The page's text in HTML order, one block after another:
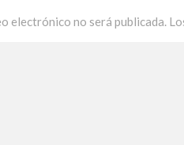
electrónico no será publicada.